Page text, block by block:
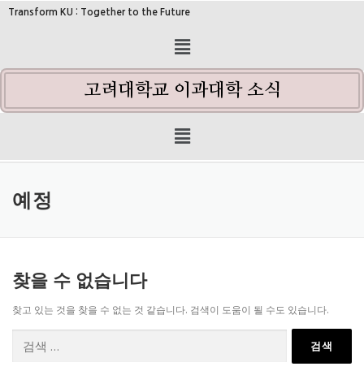
Transform KU : Together to the Future
고려대학교 이과대학 소식
예정
찾을 수 없습니다
찾고 있는 것을 찾을 수 없는 것 같습니다. 검색이 도움이 될 수도 있습니다.